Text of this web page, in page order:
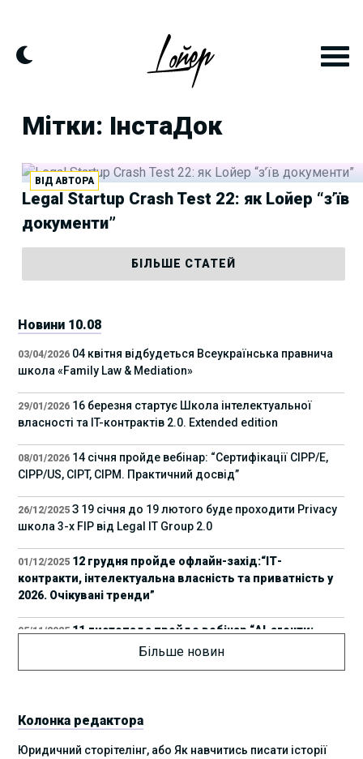
content
Мітки: ІнстаДок
ВІД АВТОРА
Legal Startup Crash Test 22: як Lойер “з’їв
документи”
БІЛЬШЕ СТАТЕЙ
Новини 10.08
03/04/2026 04 квітня відбудеться Всеукраїнська правнича
школа «Family Law & Mediation»
29/01/2026 16 березня стартує Школа інтелектуальної
власності та IT-контрактів 2.0. Extended edition
08/01/2026 14 січня пройде вебінар: “Сертифікації СІРР/Е,
CIPP/US, CIPT, CIPM. Практичний досвід”
26/12/2025 З 19 січня до 19 лютого буде проходити Privacy
школа 3-х FIP від Legal IT Group 2.0
01/12/2025 12 грудня пройде офлайн-захід:“ІТ-
контракти, інтелектуальна власність та приватність у
2026. Очікувані тренди”
05/11/2025 11 листопада пройде вебінар “AI-агенти:
прайвесі, IP та комплаєнс ризики”
17 листопада стартує Школа юридичної
підтримки ШІ-проєктів від Legal IT Group
Більше новин
Колонка редактора
Юридичний сторітелінг, або Як навчитись писати історії